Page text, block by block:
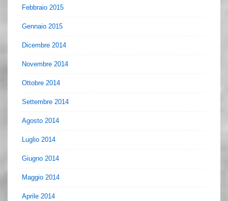
Febbraio 2015
Gennaio 2015
Dicembre 2014
Novembre 2014
Ottobre 2014
Settembre 2014
Agosto 2014
Luglio 2014
Giugno 2014
Maggio 2014
Aprile 2014